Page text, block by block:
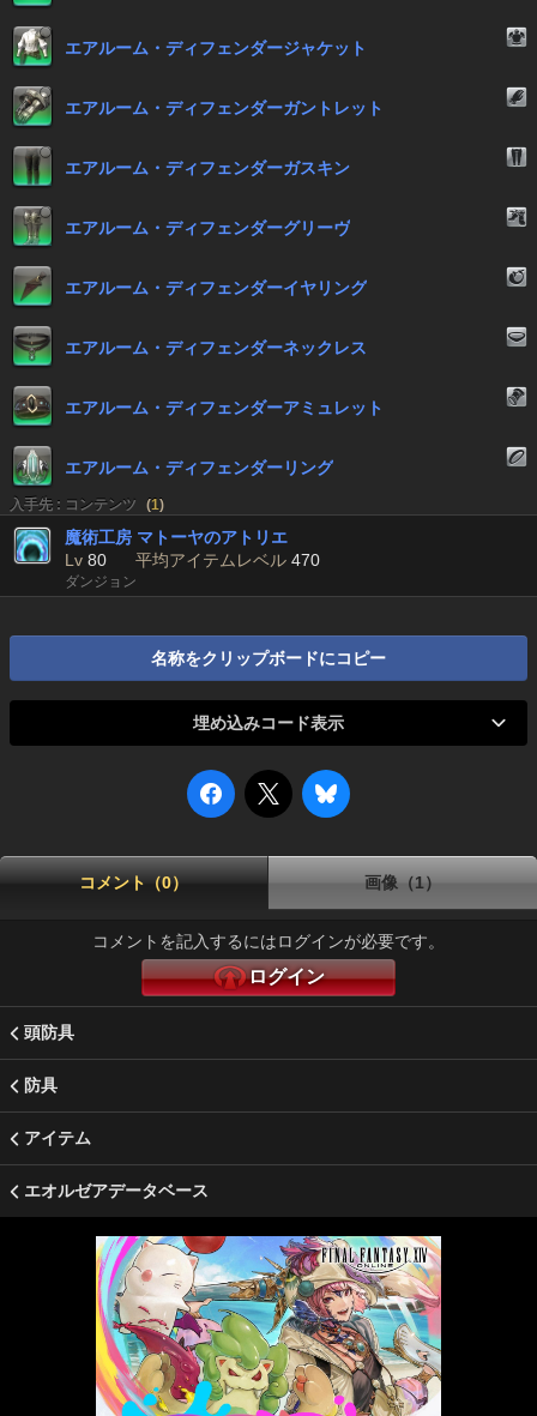
エアルーム・ディフェンダージャケット
エアルーム・ディフェンダーガントレット
エアルーム・ディフェンダーガスキン
エアルーム・ディフェンダーグリーヴ
エアルーム・ディフェンダーイヤリング
エアルーム・ディフェンダーネックレス
エアルーム・ディフェンダーアミュレット
エアルーム・ディフェンダーリング
入手先 : コンテンツ (1)
魔術工房 マトーヤのアトリエ
Lv 80 平均アイテムレベル 470
ダンジョン
名称をクリップボードにコピー
埋め込みコード表示
コメント（0） 画像（1）
コメントを記入するにはログインが必要です。
ログイン
頭防具
防具
アイテム
エオルゼアデータベース